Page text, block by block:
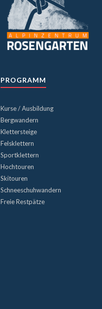
PROGRAMM
Kurse / Ausbildung
Bergwandern
Klettersteige
Felsklettern
Sportklettern
Hochtouren
Skitouren
Schneeschuhwandern
Freie Restpätze